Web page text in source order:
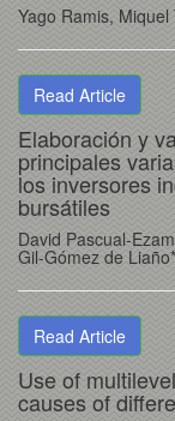
Yago Ramis,
Read Article
Elaboración y
principales
los inversores
bursátiles
David Pascual-
Gil-Gómez de
Read Article
Use of
causes of